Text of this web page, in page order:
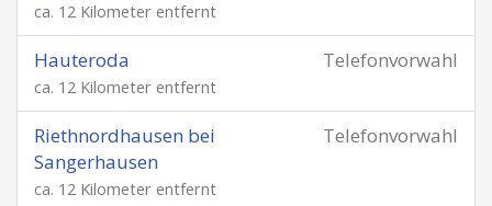
ca. 12 Kilometer entfernt
Telefonvorwahl
Hauteroda
ca. 12 Kilometer entfernt
Telefonvorwahl
Riethnordhausen bei
Sangerhausen
ca. 12 Kilometer entfernt